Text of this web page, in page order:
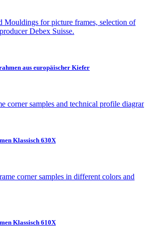
aus europäischer Kiefer
Klassisch 630X
Klassisch 610X